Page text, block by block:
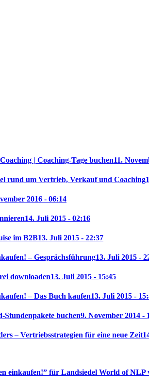
| Coaching-Tage buchen11.
rund um Vertrieb, Verkauf und Coaching
2016 - 06:14
14. Juli 2015 - 02:16
im B2B13. Juli 2015 - 22:37
– Gesprächsführung13. Juli 2015 -
downloaden13. Juli 2015 - 15:45
– Das Buch kaufen13. Juli 2015 -
Stundenpakete buchen9. November 2014 -
– Vertriebsstrategien für eine neue Zeit
einkaufen!” für Landsiedel World of NLP